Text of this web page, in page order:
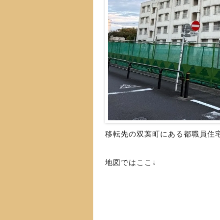
移転先の双葉町にある都職員住
地図ではここ↓